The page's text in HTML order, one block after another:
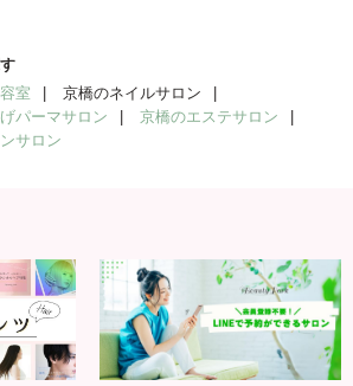
室
京橋のネイルサロン
パーマサロン
京橋のエステサロン
サロン